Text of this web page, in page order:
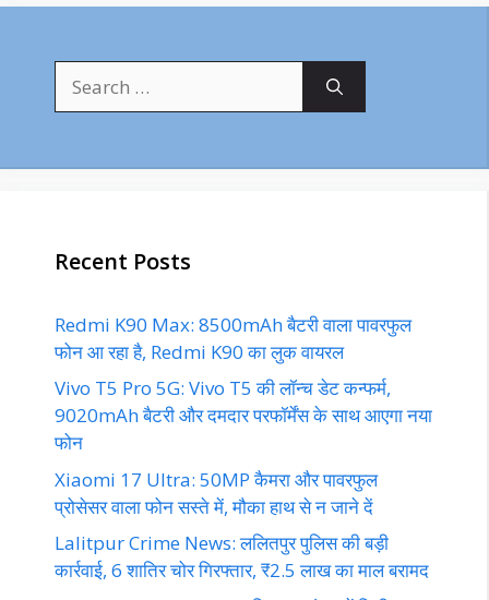
for:
Recent Posts
Redmi K90 Max: 8500mAh बैटरी वाला पावरफुल
फोन आ रहा है, Redmi K90 का लुक वायरल
Vivo T5 Pro 5G: Vivo T5 की लॉन्च डेट कन्फर्म,
9020mAh बैटरी और दमदार परफॉर्मेंस के साथ आएगा नया
फोन
Xiaomi 17 Ultra: 50MP कैमरा और पावरफुल
प्रोसेसर वाला फोन सस्ते में, मौका हाथ से न जाने दें
Lalitpur Crime News: ललितपुर पुलिस की बड़ी
कार्रवाई, 6 शातिर चोर गिरफ्तार, ₹2.5 लाख का माल बरामद